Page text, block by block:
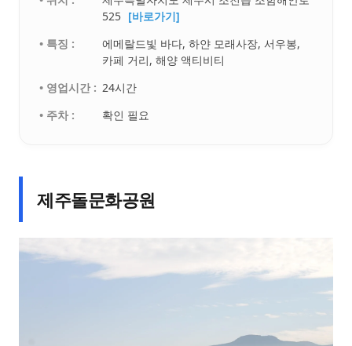
525 [바로가기]
• 특징 :
에메랄드빛 바다, 하얀 모래사장, 서우봉,
카페 거리, 해양 액티비티
• 영업시간 : 24시간
• 주차 :
확인 필요
제주돌문화공원